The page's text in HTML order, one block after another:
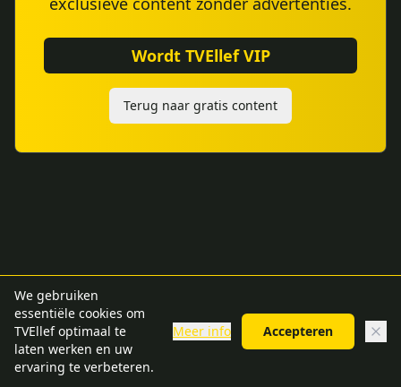
Wordt TVEllef VIP
Terug naar gratis content
We gebruiken
essentiële cookies om
TVEllef optimaal te
laten werken en uw
ervaring te verbeteren.
Meer info Accepteren